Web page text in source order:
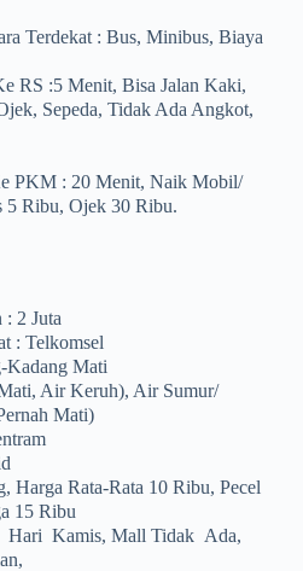
Terdekat : Bus, Minibus, Biaya
RS :5 Menit, Bisa Jalan Kaki,
Sepeda, Tidak Ada Angkot,
PKM : 20 Menit, Naik Mobil/
Ribu, Ojek 30 Ribu.
2 Juta
: Telkomsel
Kadang Mati
Air Keruh), Air Sumur/
Mati)
Harga Rata-Rata 10 Ribu, Pecel
15 Ribu
Hari Kamis, Mall Tidak Ada,